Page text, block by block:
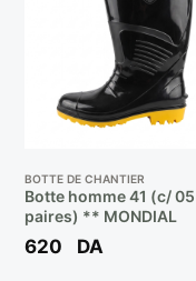
BOTTE DE CHANTIER
Botte homme 41 (c/ 05
paires) ** MONDIAL
620 DA